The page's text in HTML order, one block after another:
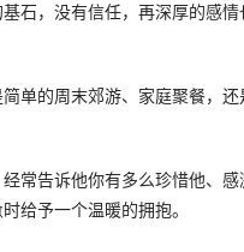
石，没有信任，再深厚的感情
单的周末郊游、家庭聚餐，还
常告诉他你有多么珍惜他、感
给予一个温暖的拥抱。